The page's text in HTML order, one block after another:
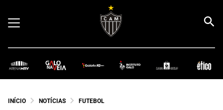
INÍCIO NOTÍCIAS FUTEBOL